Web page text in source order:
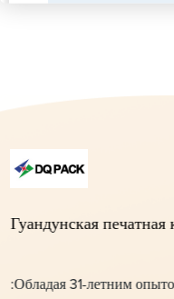
Гуандунская
:Обладая 31-летним